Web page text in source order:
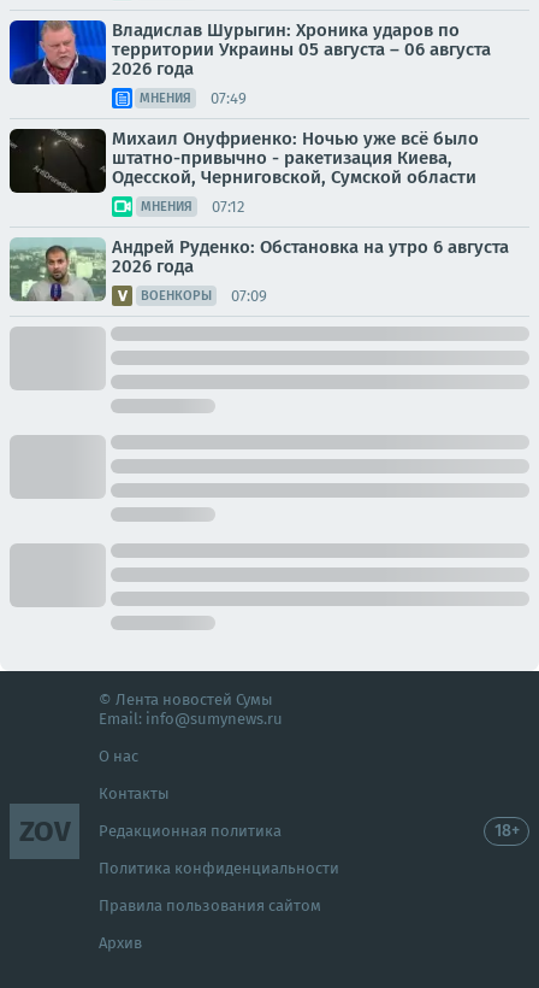
Владислав Шурыгин: Хроника ударов по
территории Украины 05 августа – 06 августа
2026 года
МНЕНИЯ 07:49
Михаил Онуфриенко: Ночью уже всё было
штатно-привычно - ракетизация Киева,
Одесской, Черниговской, Сумской области
МНЕНИЯ 07:12
Андрей Руденко: Обстановка на утро 6 августа
2026 года
ВОЕНКОРЫ 07:09
ZOV
© Лента новостей Сумы
Email: info@sumynews.ru
О нас
Контакты
Редакционная политика
Политика конфиденциальности
Правила пользования сайтом
Архив
18+